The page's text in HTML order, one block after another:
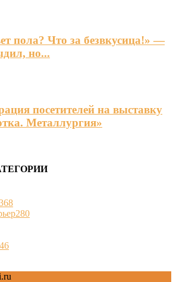
пола? Что за безвкусица!» —
но...
посетителей на выставку
Металлургия»
280
46